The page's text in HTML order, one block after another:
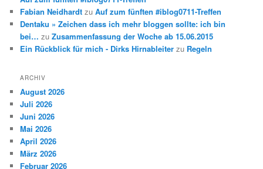
Fabian Neidhardt zuAuf zum fünften #iblog0711-Treffen
Dentaku » Zeichen dass ich mehr bloggen sollte: ich bin
bei… zuZusammenfassung der Woche ab 15.06.2015
Ein Rückblick für mich - Dirks Hirnableiter zu Regeln
ARCHIV
August 2026
Juli 2026
Juni 2026
Mai 2026
April 2026
März 2026
Februar 2026